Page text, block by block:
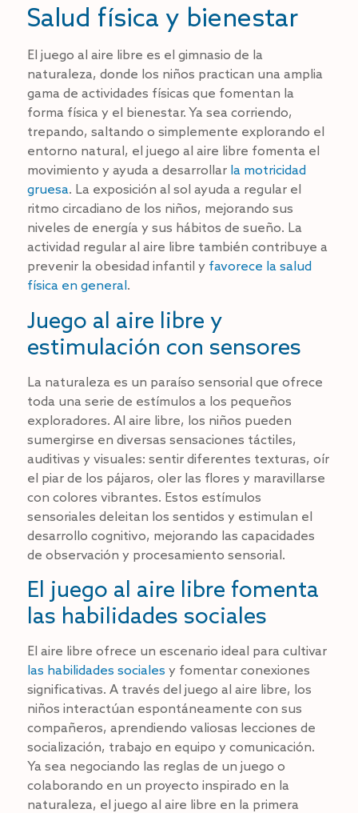
Salud física y bienestar
El juego al aire libre es el gimnasio de la
naturaleza, donde los niños practican una amplia
gama de actividades físicas que fomentan la
forma física y el bienestar. Ya sea corriendo,
trepando, saltando o simplemente explorando el
entorno natural, el juego al aire libre fomenta el
movimiento y ayuda a desarrollar la motricidad
gruesa. La exposición al sol ayuda a regular el
ritmo circadiano de los niños, mejorando sus
niveles de energía y sus hábitos de sueño. La
actividad regular al aire libre también contribuye a
prevenir la obesidad infantil y favorece la salud
física en general.
Juego al aire libre y
estimulación con sensores
La naturaleza es un paraíso sensorial que ofrece
toda una serie de estímulos a los pequeños
exploradores. Al aire libre, los niños pueden
sumergirse en diversas sensaciones táctiles,
auditivas y visuales: sentir diferentes texturas, oír
el piar de los pájaros, oler las flores y maravillarse
con colores vibrantes. Estos estímulos
sensoriales deleitan los sentidos y estimulan el
desarrollo cognitivo, mejorando las capacidades
de observación y procesamiento sensorial.
El juego al aire libre fomenta
las habilidades sociales
El aire libre ofrece un escenario ideal para cultivar
las habilidades sociales y fomentar conexiones
significativas. A través del juego al aire libre, los
niños interactúan espontáneamente con sus
compañeros, aprendiendo valiosas lecciones de
socialización, trabajo en equipo y comunicación.
Ya sea negociando las reglas de un juego o
colaborando en un proyecto inspirado en la
naturaleza, el juego al aire libre en la primera